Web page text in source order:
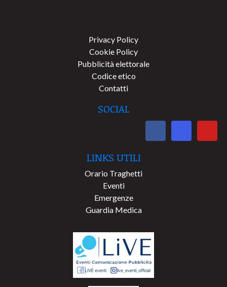
Privacy Policy
Cookie Policy
Pubblicità elettorale
Codice etico
Contatti
SOCIAL
LINKS UTILI
Orario Traghetti
Eventi
Emergenze
Guardia Medica